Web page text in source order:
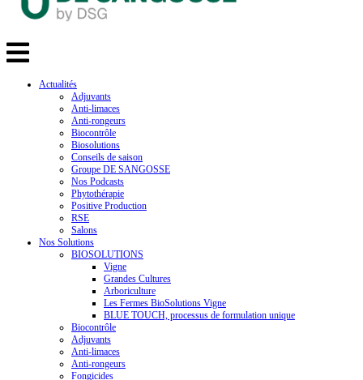
Actualités
Adjuvants
Anti-limaces
Anti-rongeurs
Biocontrôle
Biosolutions
Conseils de saison
Groupe DE SANGOSSE
Nos Podcasts
Phytothérapie
Positive Production
RSE
Salons
Nos Solutions
BIOSOLUTIONS
Vigne
Grandes Cultures
Arboriculture
Les Fermes BioSolutions Vigne
BLUE TOUCH, processus de formulation unique
Biocontrôle
Adjuvants
Anti-limaces
Anti-rongeurs
Fongicides